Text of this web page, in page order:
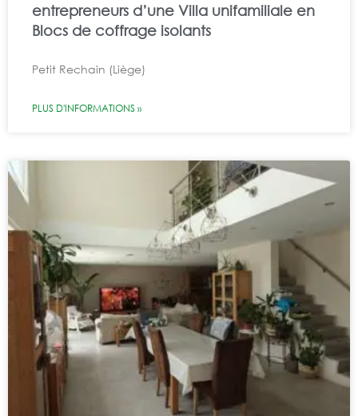
entrepreneurs d’une Villa unifamiliale en
Blocs de coffrage isolants
Petit Rechain (Liège)
PLUS D'INFORMATIONS »